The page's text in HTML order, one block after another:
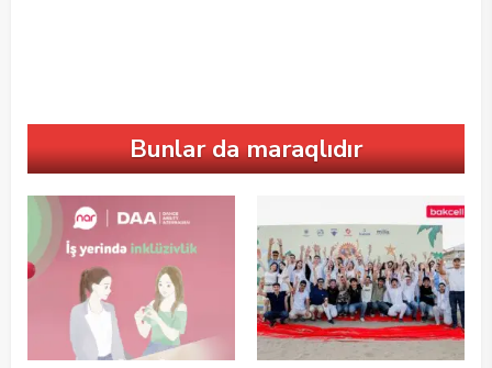
Bunlar da maraqlıdır